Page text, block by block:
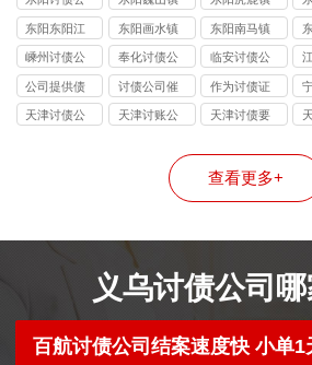
司
讨债公司
讨债公司
东阳东阳江
镇讨债公司
东阳画水镇
讨债公司
东阳南马镇
讨债公司
嵊州讨债公
司
奉化讨债公
司
临安讨债公
司
公司提供债
务追讨
讨债公司催
收
作为讨债证
据
司
天津讨债公
天津讨账公
天津讨债要
查看更多+
义乌讨债公司哪
百航讨债公司结案速度快 小单